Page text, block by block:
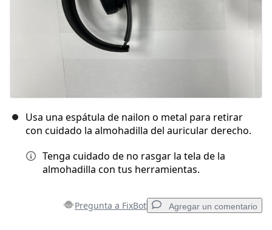
Usa una espátula de nailon o metal para retirar
con cuidado la almohadilla del auricular derecho.
Tenga cuidado de no rasgar la tela de la
almohadilla con tus herramientas.
Pregunta a FixBot Agregar un comentario